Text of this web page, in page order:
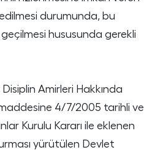
durumunda, bu
hususunda gerekli
Disiplin Amirleri Hakkında
4/7/2005 tarihli ve
Kurulu Kararı ile eklenen
yürütülen Devlet